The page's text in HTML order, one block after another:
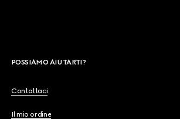
POSSIAMO AIUTARTI?
Contattaci
Il mio ordine